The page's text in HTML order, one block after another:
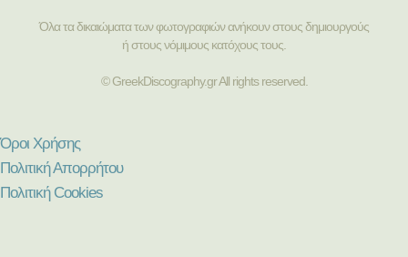
Όλα τα δικαιώματα των φωτογραφιών ανήκουν στους δημιουργούς
ή στους νόμιμους κατόχους τους.
© GreekDiscography.gr All rights reserved.
Όροι Χρήσης
Πολιτική Απορρήτου
Πολιτική Cookies